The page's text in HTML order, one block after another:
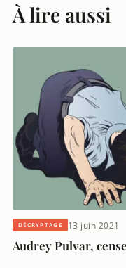
À lire aussi
DÉCRYPTAGE 13 juin 2021
Audrey Pulvar,